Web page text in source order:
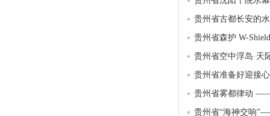
贵州省古都长安的
贵州省空中浮岛·天